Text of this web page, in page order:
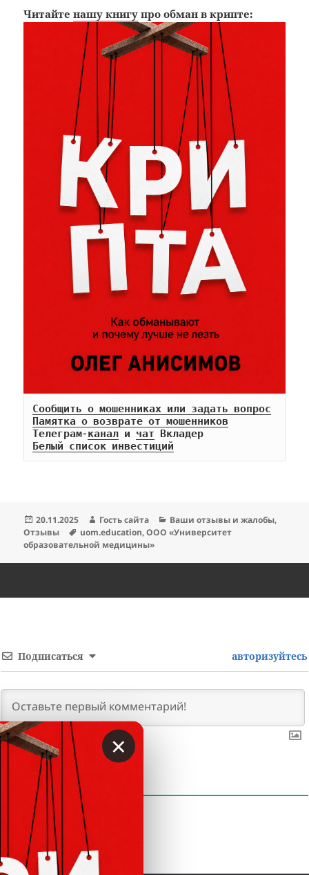
Читайтенашу книгу про обман в крипте:
Сообщить о мошенниках или задать вопрос
Памятка о возврате от мошенников
Телеграм-канал и чат
Белый список инвестиций
Опубликовано
20.11.2025 Автор
Гость сайта Рубрики
Ваши отзывы и жалобы,
Отзывы
Метки
uom.education,ООО «Университет
образовательной медицины»
Подписаться авторизуйтесь
КОММЕНТАРИЕВ
×